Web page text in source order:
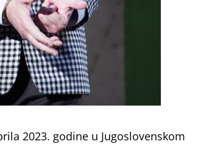
2023. godine u Jugoslovenskom